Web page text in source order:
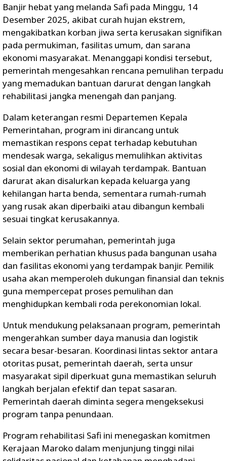
Banjir hebat yang melanda Safi pada Minggu, 14
Desember 2025, akibat curah hujan ekstrem,
mengakibatkan korban jiwa serta kerusakan signifikan
pada permukiman, fasilitas umum, dan sarana
ekonomi masyarakat. Menanggapi kondisi tersebut,
pemerintah mengesahkan rencana pemulihan terpadu
yang memadukan bantuan darurat dengan langkah
rehabilitasi jangka menengah dan panjang.
Dalam keterangan resmi Departemen Kepala
Pemerintahan, program ini dirancang untuk
memastikan respons cepat terhadap kebutuhan
mendesak warga, sekaligus memulihkan aktivitas
sosial dan ekonomi di wilayah terdampak. Bantuan
darurat akan disalurkan kepada keluarga yang
kehilangan harta benda, sementara rumah-rumah
yang rusak akan diperbaiki atau dibangun kembali
sesuai tingkat kerusakannya.
Selain sektor perumahan, pemerintah juga
memberikan perhatian khusus pada bangunan usaha
dan fasilitas ekonomi yang terdampak banjir. Pemilik
usaha akan memperoleh dukungan finansial dan teknis
guna mempercepat proses pemulihan dan
menghidupkan kembali roda perekonomian lokal.
Untuk mendukung pelaksanaan program, pemerintah
mengerahkan sumber daya manusia dan logistik
secara besar-besaran. Koordinasi lintas sektor antara
otoritas pusat, pemerintah daerah, serta unsur
masyarakat sipil diperkuat guna memastikan seluruh
langkah berjalan efektif dan tepat sasaran.
Pemerintah daerah diminta segera mengeksekusi
program tanpa penundaan.
Program rehabilitasi Safi ini menegaskan komitmen
Kerajaan Maroko dalam menjunjung tinggi nilai